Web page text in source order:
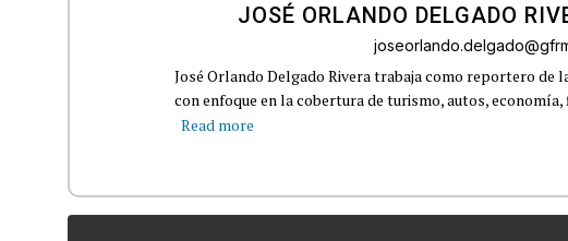
JOSÉ ORLANDO DELGADO
José Orlando Delgado Rivera trabaja como reportero de
con enfoque en la cobertura de turismo, autos,
Read more